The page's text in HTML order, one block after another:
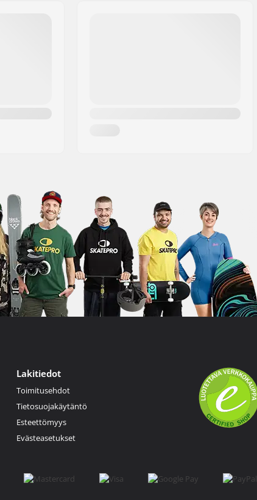
Lakitiedot
Toimitusehdot
Tietosuojakäytäntö
Esteettömyys
Evästeasetukset